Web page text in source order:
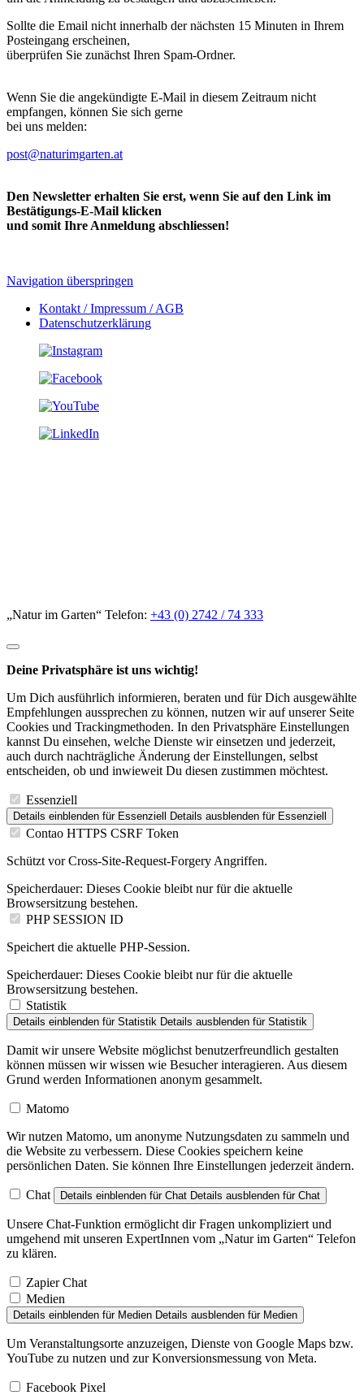
Sollte die Email nicht innerhalb der nächsten 15 Minuten in Ihrem
Posteingang erscheinen,
überprüfen Sie zunächst Ihren Spam-Ordner.
Wenn Sie die angekündigte E-Mail in diesem Zeitraum nicht
empfangen, können Sie sich gerne
bei uns melden:
post@naturimgarten.at
Den Newsletter erhalten Sie erst, wenn Sie auf den Link im
Bestätigungs-E-Mail klicken
und somit Ihre Anmeldung abschliessen!
Navigation überspringen
Kontakt / Impressum / AGB
Datenschutzerklärung
„Natur im Garten“ Telefon: +43 (0) 2742 / 74 333
Deine Privatsphäre ist uns wichtig!
Um Dich ausführlich informieren, beraten und für Dich ausgewählte
Empfehlungen aussprechen zu können, nutzen wir auf unserer Seite
Cookies und Trackingmethoden. In den Privatsphäre Einstellungen
kannst Du einsehen, welche Dienste wir einsetzen und jederzeit,
auch durch nachträgliche Änderung der Einstellungen, selbst
entscheiden, ob und inwieweit Du diesen zustimmen möchtest.
Essenziell
Details einblenden für Essenziell Details ausblenden für Essenziell
Contao HTTPS CSRF Token
Schützt vor Cross-Site-Request-Forgery Angriffen.
Speicherdauer: Dieses Cookie bleibt nur für die aktuelle
Browsersitzung bestehen.
PHP SESSION ID
Speichert die aktuelle PHP-Session.
Speicherdauer: Dieses Cookie bleibt nur für die aktuelle
Browsersitzung bestehen.
Statistik
Details einblenden für Statistik Details ausblenden für Statistik
Damit wir unsere Website möglichst benutzerfreundlich gestalten
können müssen wir wissen wie Besucher interagieren. Aus diesem
Grund werden Informationen anonym gesammelt.
Matomo
Wir nutzen Matomo, um anonyme Nutzungsdaten zu sammeln und
die Website zu verbessern. Diese Cookies speichern keine
persönlichen Daten. Sie können Ihre Einstellungen jederzeit ändern.
Chat Details einblenden für Chat Details ausblenden für Chat
Unsere Chat-Funktion ermöglicht dir Fragen unkompliziert und
umgehend mit unseren ExpertInnen vom „Natur im Garten“ Telefon
zu klären.
Zapier Chat
Medien
Details einblenden für Medien Details ausblenden für Medien
Um Veranstaltungsorte anzuzeigen, Dienste von Google Maps bzw.
YouTube zu nutzen und zur Konversionsmessung von Meta.
Facebook Pixel